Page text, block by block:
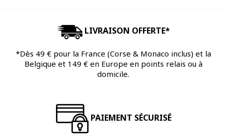
LIVRAISON OFFERTE*
*Dès 49 € pour la France (Corse & Monaco inclus) et la
Belgique et 149 € en Europe en points relais ou à
domicile.
PAIEMENT SÉCURISÉ